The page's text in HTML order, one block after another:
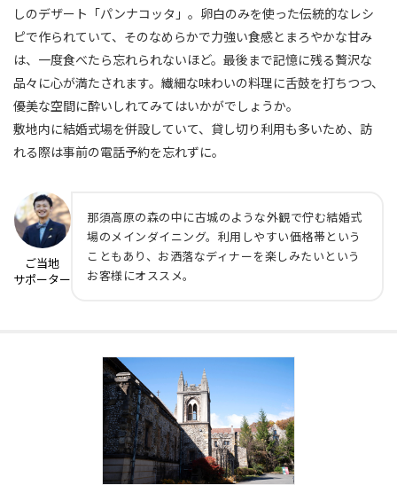
しのデザート「パンナコッタ」。卵白のみを使った伝統的なレシ
ピで作られていて、そのなめらかで力強い食感とまろやかな甘み
は、一度食べたら忘れられないほど。最後まで記憶に残る贅沢な
品々に心が満たされます。繊細な味わいの料理に舌鼓を打ちつつ、
優美な空間に酔いしれてみてはいかがでしょうか。
敷地内に結婚式場を併設していて、貸し切り利用も多いため、訪
れる際は事前の電話予約を忘れずに。
ご当地
サポーター
那須高原の森の中に古城のような外観で佇む結婚式
場のメインダイニング。利用しやすい価格帯という
こともあり、お洒落なディナーを楽しみたいという
お客様にオススメ。